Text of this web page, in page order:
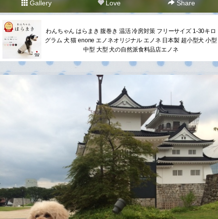
Gallery Love Share
わんちゃん はらまき 腹巻き 温活 冷房対策 フリーサイズ 1-30キロ
グラム 犬 猫 enone エノネオリジナル エノネ 日本製 超小型犬 小型
中型 大型 犬の自然派食料品店エノネ